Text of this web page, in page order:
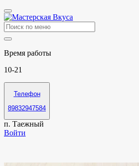
Время работы
10-21
Телефон
89832947584
п. Таежный
Войти